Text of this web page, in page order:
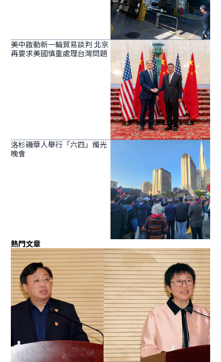
美中啟動新一輪貿易談判 北京
再要求美國慎重處理台灣問題
洛杉磯華人舉行「六四」燭光
晚會
熱門文章